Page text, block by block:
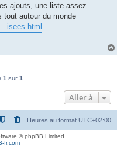
ajouts, une liste assez
autour du monde
isees.html
1 sur 1
Aller à
Heures au format UTC+02:00
© phpBB Limited
fr.com